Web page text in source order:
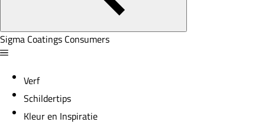
Sigma Coatings Consumers
Verf
Schildertips
Kleur en Inspiratie